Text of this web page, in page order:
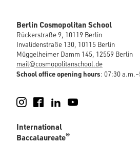
Berlin Cosmopolitan School
Rückerstraße 9, 10119 Berlin
Invalidenstraße 130, 10115 Berlin
Müggelheimer Damm 145, 12559 Berlin
mail@cosmopolitanschool.de
School office opening hours: 07:30
Instagram
FacebookLinkedIn
International
Baccalaureate®